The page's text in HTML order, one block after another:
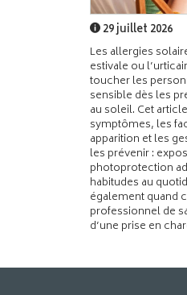
29 juillet 2026
Les allergies
estivale ou
toucher les
sensible dès les
au soleil. Cet
symptômes, les
apparition et les
les prévenir :
photoprotection
habitudes au
également quand
professionnel de
d’une prise en